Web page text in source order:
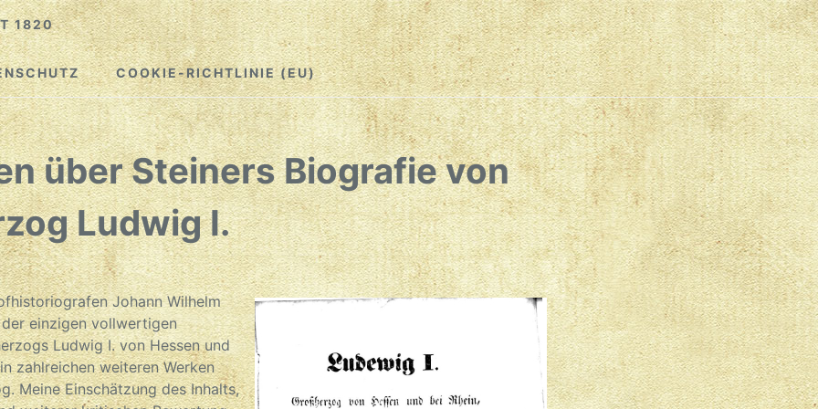
1820
COOKIE-RICHTLINIE (EU)
über Steiners Biografie von
Ludwig I.
Johann Wilhelm
einzigen vollwertigen
Ludwig I. von Hessen und
zahlreichen weiteren Werken
Meine Einschätzung des Inhalts,